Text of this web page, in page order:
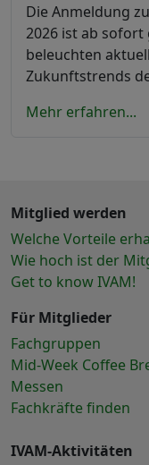
Die Anmeldung
2026 ist ab sofort
beleuchten
Zukunftstrends
Mehr erfahren...
Mitglied werden
Welche Vorteile
Wie hoch ist der
Get to know IVAM!
Für Mitglieder
Fachgruppen
Mid-Week Coffee
Messen
Fachkräfte finden
IVAM-Aktivitäten